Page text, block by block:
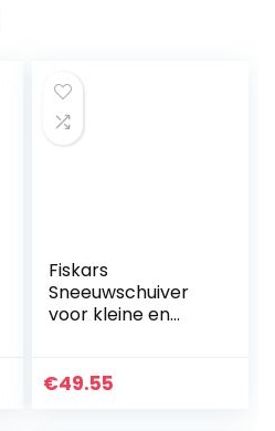
Fiskars
Sneeuwschuiver
voor kleine en
sneeuw,
€49.55